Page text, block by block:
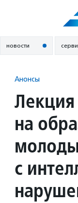
новости
Анонсы
на
с